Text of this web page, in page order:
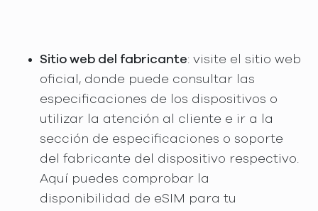
Sitio web del fabricante: visite el sitio web
oficial, donde puede consultar las
especificaciones de los dispositivos o
utilizar la atención al cliente e ir a la
sección de especificaciones o soporte
del fabricante del dispositivo respectivo.
Aquí puedes comprobar la
disponibilidad de eSIM para tu